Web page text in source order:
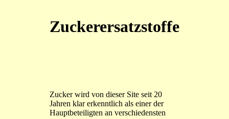
Zuckerersatzstoffe
Zucker wird von dieser Site seit 20
Jahren klar erkenntlich als einer der
Hauptbeteiligten an verschiedensten